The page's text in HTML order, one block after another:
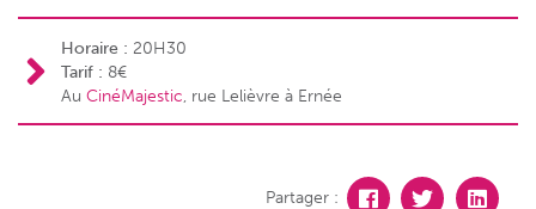
Horaire : 20H30
Tarif : 8€
Au CinéMajestic , rue Lelièvre à Ernée
Partager :